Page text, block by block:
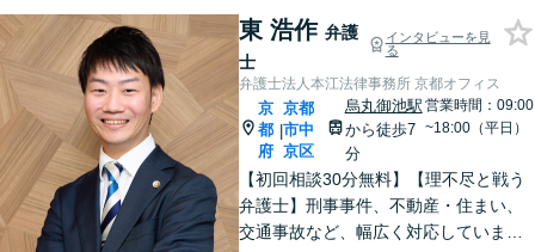
東 浩作 弁護
士
インタビューを見
る
弁護士法人本江法律事務所 京都オフィス
京
都
府
|
京都
市中
京区
烏丸御池駅
から徒歩7
分
営業時間：09:00
~18:00（平日）
【初回相談30分無料】【理不尽と戦う
弁護士】刑事事件、不動産・住まい、
交通事故など、幅広く対応していま